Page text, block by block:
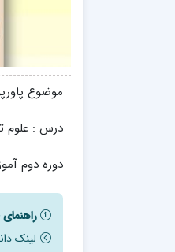
موضوع
درس : علوم
دوره دوم
لینک